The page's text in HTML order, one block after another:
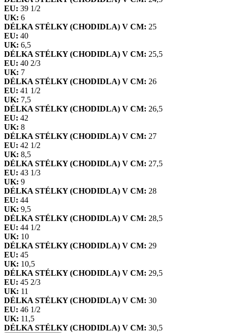
EU: 39 1/2
UK: 6
DÉLKA STÉLKY (CHODIDLA) V CM: 25
EU: 40
UK: 6,5
DÉLKA STÉLKY (CHODIDLA) V CM: 25,5
EU: 40 2/3
UK: 7
DÉLKA STÉLKY (CHODIDLA) V CM: 26
EU: 41 1/2
UK: 7,5
DÉLKA STÉLKY (CHODIDLA) V CM: 26,5
EU: 42
UK: 8
DÉLKA STÉLKY (CHODIDLA) V CM: 27
EU: 42 1/2
UK: 8,5
DÉLKA STÉLKY (CHODIDLA) V CM: 27,5
EU: 43 1/3
UK: 9
DÉLKA STÉLKY (CHODIDLA) V CM: 28
EU: 44
UK: 9,5
DÉLKA STÉLKY (CHODIDLA) V CM: 28,5
EU: 44 1/2
UK: 10
DÉLKA STÉLKY (CHODIDLA) V CM: 29
EU: 45
UK: 10,5
DÉLKA STÉLKY (CHODIDLA) V CM: 29,5
EU: 45 2/3
UK: 11
DÉLKA STÉLKY (CHODIDLA) V CM: 30
EU: 46 1/2
UK: 11,5
DÉLKA STÉLKY (CHODIDLA) V CM: 30,5